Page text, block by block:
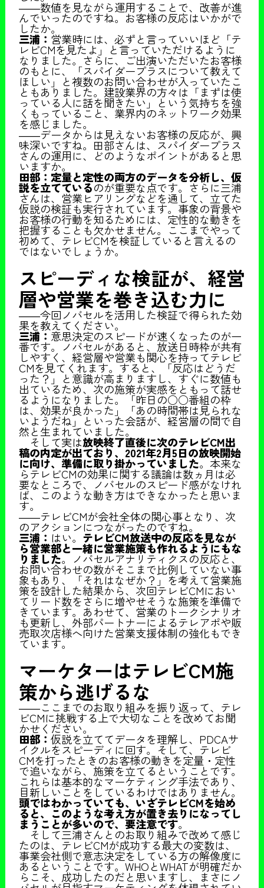
――数値を見ながら運用することで、改善が進
んでいったのですね。お客様の反応はいかがで
したか。
三浦： 営業時には、必ずと言っていいほど「テ
レビCMを見たよ」と言っていただけるように
なりました。さらに、ご出演いただいたお客様
のもとに、「スパイダープラスについて教えて
ほしい」と複数のお問い合わせが入っていたこ
ともありました。建設業界の方々は「まずは使
っている人に話を聞きたい」という気持ちを強
くもっていること、業界内のネットワーク効果
を感じました。
――データからは見えないお客様の反応が、興
味深いですね。田部さんは、スパイダープラス
さんの運用に、どのようなポイントがあると思
いますか。
田部：定量と定性の両方のデータを分析し、仮
説を立てているのが重要な点です。さらに三浦
さんは、営業ヒアリングなどを通して、立てた
仮説の検証も実行されています。事象の背景や
お客様の行動を知るためには、定性的な動きを
把握することも欠かせません。ここまでやって
初めて、テレビCMを検証していると言えるの
ではないでしょうか。
スピーディな検証が、経営
層や営業を巻き込む力に
――今回ノバセルを活用した検証で得られた効
果を教えてください。
三浦： 意思決定のスピードが速くなったのが一
番です。ノバセルがあると、放送日時枠が共有
しやすく、経営層や営業も関心を持ってテレビ
CMを見てくれます。すると、「反応はどうだ
った？」と意識が高まりますし、すぐに数値も
出ているため、次の施策が実感をともって話せ
るようになりました。「昨日の○○番組の枠
は、効果が良かった」「あの時間帯は見られな
いようだね」といった会話が、経営層の間で自
然と生まれていました。
そして実は放映終了直後に次のテレビCM出
稿の内定が出ており、2021年2月5日の放映開始
に向け、準備に取り掛かっていました。本来な
らテレビCMの効果に関する議論は数ヵ月は必
要なところで、ノバセルのスピード感がなけれ
ば、このような動き方はできなかったと思いま
す。
――テレビCMが会社全体の関心事となり、次
のアクションにつながったのですね。
三浦： はい。 テレビCM放送中の反応を見なが
ら営業部と一緒に営業施策も作れるようにもな
りました。ノバセルアナリティクスの反応と、
お問い合わせの数がそこまで比例していない事
象もあり、「それはなぜか？」を考えて営業施
策を設計した結果から、次回テレビCMにおい
てリード数をさらに増やせそうな施策を準備で
きています。あわせて、営業のトークシナリオ
も更新し、外部パートナーによるテレアポや販
売取次店様へ向けた営業支援体制の強化もでき
ています。
マーケターはテレビCM施
策から逃げるな
――ここまでのお取り組みを振り返って、テレ
ビCMに挑戦する上で大切なことを改めてお聞
かせください。
田部： 仮説を立ててデータを理解し、PDCAサ
イクルをスピーディに回す。そして、テレビ
CMを打ったときのお客様の動きを定量・定性
で追いながら、施策を立てるということです。
これらは基本的なマーケティング手法であり、
目新しいことをしているわけではありません。
頭ではわかっていても、いざテレビCMを始め
ると、このような考え方が置き去りになってし
まうことが多いので、要注意です。
そして三浦さんとのお取り組みで改めて感じ
たのは、テレビCMが成功する最大の変数は、
事業会社側で意志決定をしている方の解像度に
あるということです。WHOとWHATが明確だか
らこそ、成功したのだと思いますし、まさにノ